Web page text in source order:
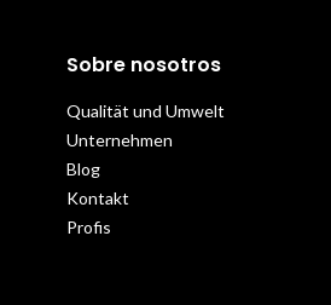
Sobre nosotros
Qualität und Umwelt
Unternehmen
Blog
Kontakt
Profis